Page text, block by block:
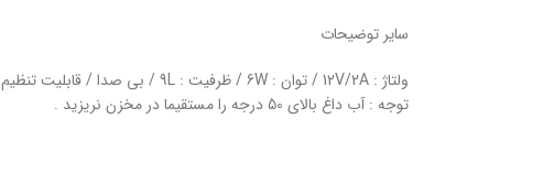
سایر توضیحات
ولتاژ : 12V/2A / توان : 6W / ظرفیت : 9L / بی صدا / قابلیت تنظیم در سه سطح
توجه : آب داغ بالای 50 درجه را مستقیما در مخزن نریزید .